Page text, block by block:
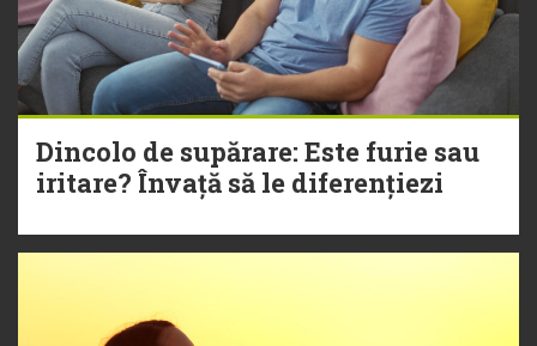
Dincolo de supărare: Este furie sau
iritare? Învață să le diferențiezi